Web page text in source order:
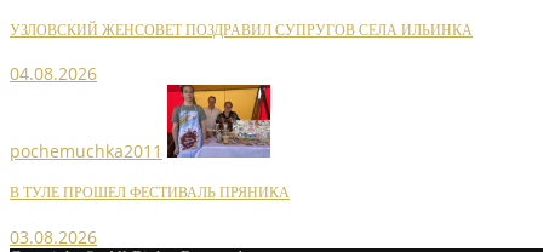
УЗЛОВСКИЙ ЖЕНСОВЕТ ПОЗДРАВИЛ СУПРУГОВ СЕЛА ИЛЬИНКА
04.08.2026
pochemuchka2011
В ТУЛЕ ПРОШЕЛ ФЕСТИВАЛЬ ПРЯНИКА
03.08.2026